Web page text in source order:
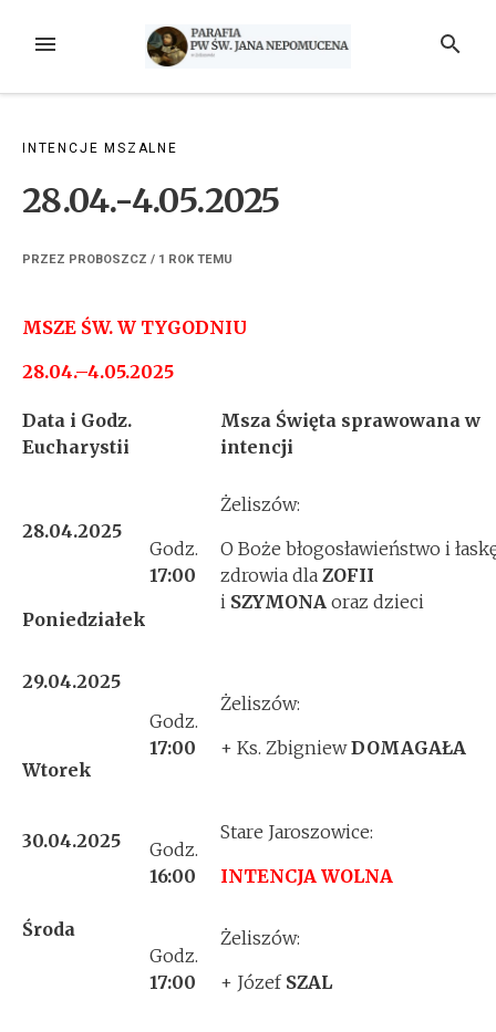
MENU SZUKAJ
INTENCJE MSZALNE
28.04.-4.05.2025
PRZEZ PROBOSZCZ / 1 ROK TEMU
MSZE ŚW. W TYGODNIU
28.04.–4.05.2025
Data i Godz.
Eucharystii
Msza Święta sprawowana w
intencji
28.04.2025
Poniedziałek
Godz.
17:00
Żeliszów:
O Boże błogosławieństwo i
zdrowia dla ZOFII
i SZYMONA oraz dzieci
29.04.2025
Wtorek
Godz.
17:00
Żeliszów:
+ Ks. ZbigniewDOMAGAŁA
30.04.2025
Środa
Godz.
16:00
Stare Jaroszowice:
INTENCJA WOLNA
Godz.
17:00
Żeliszów:
+ Józef SZAL